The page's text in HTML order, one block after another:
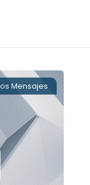
Mensajes